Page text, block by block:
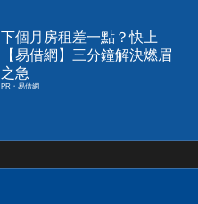
下個月房租差一點？快上
【易借網】三分鐘解決燃眉
之急
PR・易借網